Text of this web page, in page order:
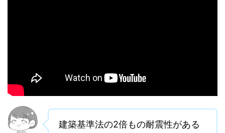
建築基準法の2倍もの耐震性がある